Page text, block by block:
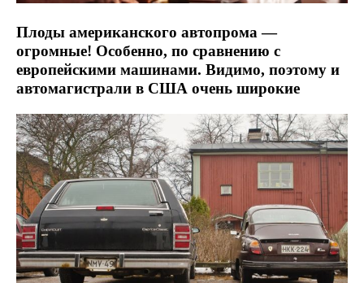
Плоды американского автопрома —
огромные! Особенно, по сравнению с
европейскими машинами. Видимо, поэтому и
автомагистрали в США очень широкие